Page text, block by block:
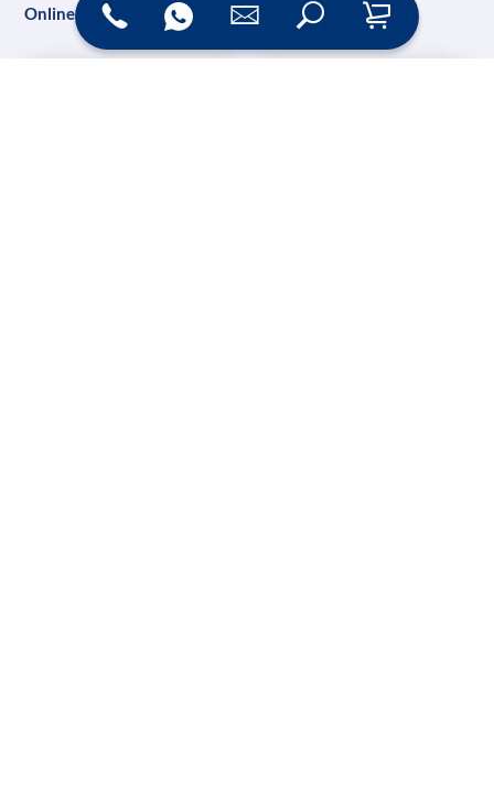
Online Shop